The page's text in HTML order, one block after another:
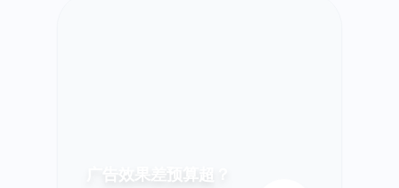
广告效果差预算超？